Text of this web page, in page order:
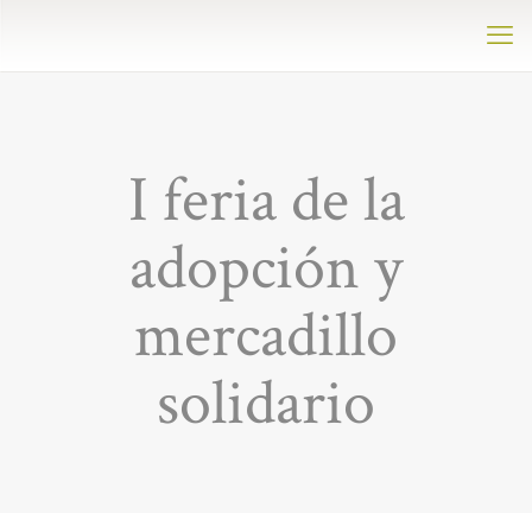
I feria de la
adopción y
mercadillo
solidario